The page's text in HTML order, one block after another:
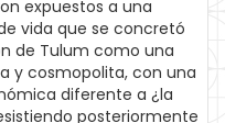
expuestos a una
vida que se concretó
de Tulum como una
y cosmopolita, con una
diferente a ¿la
posteriormente